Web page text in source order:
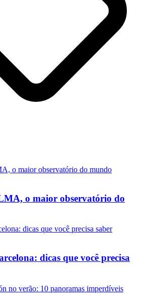
o maior observatório do
dicas que você precisa